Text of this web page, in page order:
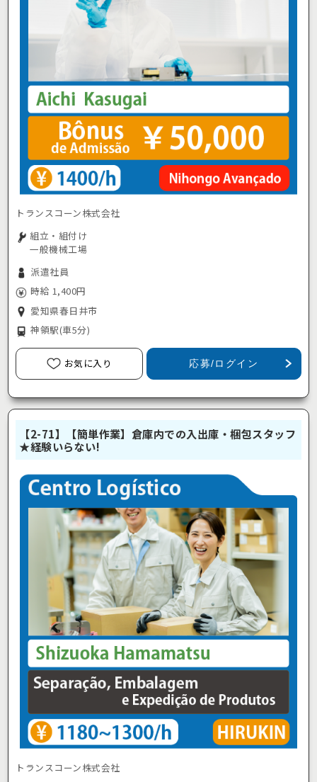
トランスコーン株式会社
組立・組付け
一般機械工場
派遣社員
時給 1,400円
愛知県春日井市
神領駅(車5分)
お気に入り 応募/ログイン
【2-71】【簡単作業】倉庫内での入出庫・梱包スタッフ
★経験いらない!
トランスコーン株式会社